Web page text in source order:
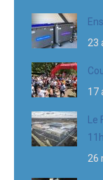
23
17
26